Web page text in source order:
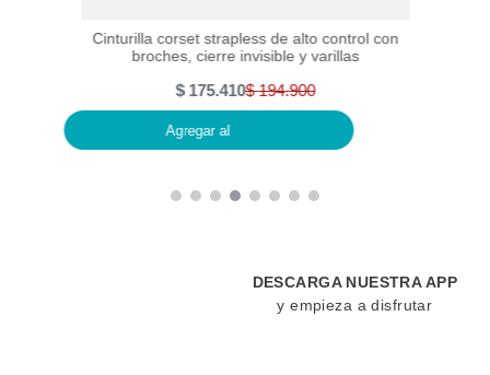
Cinturilla corset strapless de alto control con
broches, cierre invisible y varillas
$ 194.900
$ 175.410
Agregar al
DESCARGA NUESTRA APP
y empieza a disfrutar